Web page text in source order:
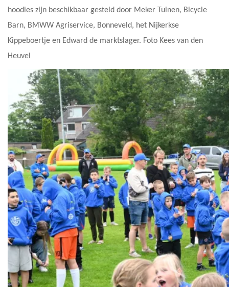
hoodies zijn beschikbaar gesteld door Meker Tuinen, Bicycle
Barn, BMWW Agriservice, Bonneveld, het Nijkerkse
Kippeboertje en Edward de marktslager. Foto Kees van den
Heuvel